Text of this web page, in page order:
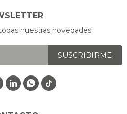
nuestras novedades!
SUSCRIBIRME
 